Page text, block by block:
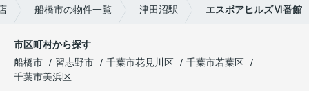
船橋市の物件一覧 津田沼駅 エスポアヒルズⅥ番館
市区町村から探す
船橋市
習志野市 千葉市花見川区
千葉市若葉区
千葉市美浜区